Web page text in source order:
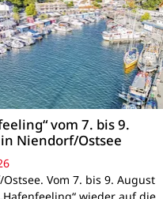
vom 7. bis 9.
Niendorf/Ostsee
Vom 7. bis 9. August